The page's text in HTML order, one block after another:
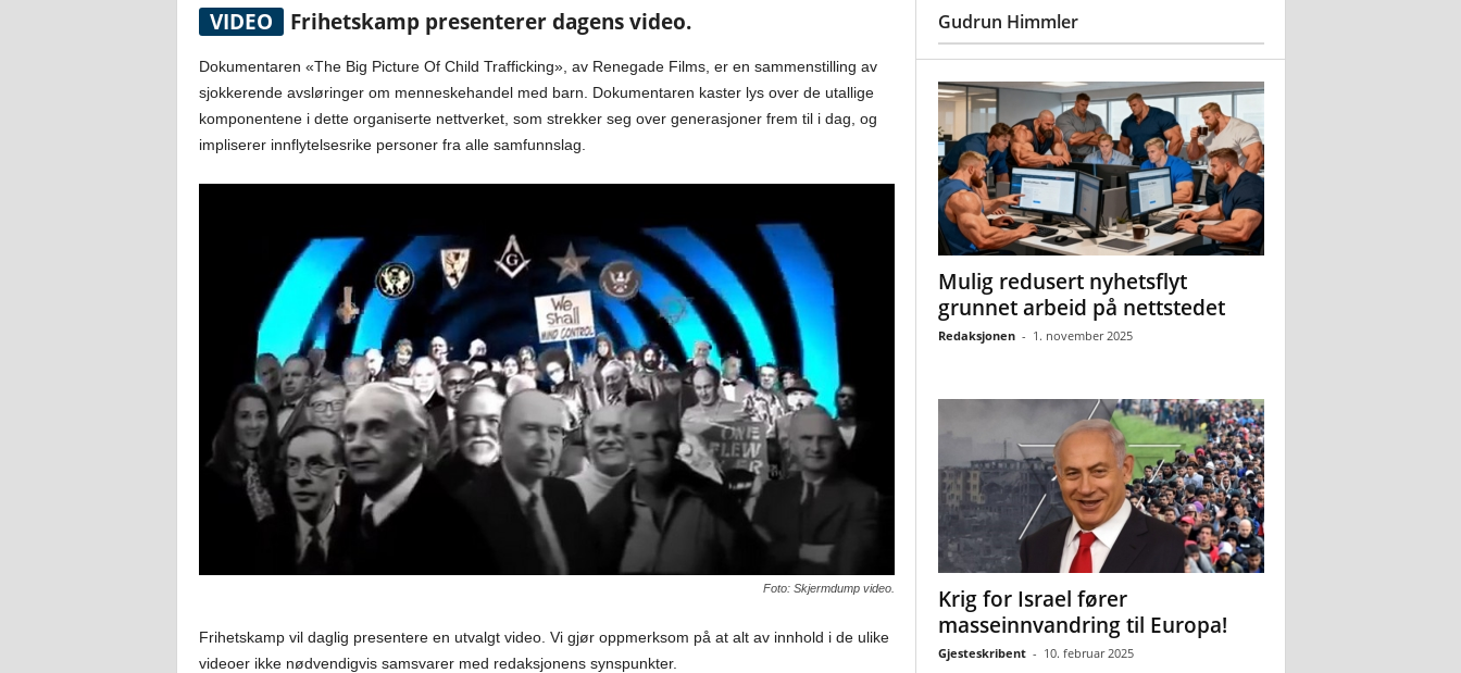
VIDEO Frihetskamp presenterer dagens video.
Dokumentaren «The Big Picture Of Child Trafficking», av Renegade Films, er en sammenstilling av
sjokkerende avsløringer om menneskehandel med barn. Dokumentaren kaster lys over de utallige
komponentene i dette organiserte nettverket, som strekker seg over generasjoner frem til i dag, og
impliserer innflytelsesrike personer fra alle samfunnslag.
Foto: Skjermdump video.
Frihetskamp vil daglig presentere en utvalgt video. Vi gjør oppmerksom på at alt av innhold i de ulike
videoer ikke nødvendigvis samsvarer med redaksjonens synspunkter.
Gudrun Himmler
Mulig redusert nyhetsflyt
grunnet arbeid på nettstedet
Redaksjonen - 1. november 2025
Krig for Israel fører
masseinnvandring til Europa!
Gjesteskribent - 10. februar 2025